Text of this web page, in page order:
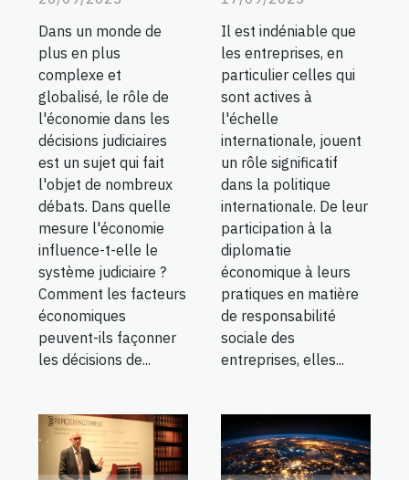
Dans un monde de
plus en plus
complexe et
globalisé, le rôle de
l'économie dans les
décisions judiciaires
est un sujet qui fait
l'objet de nombreux
débats. Dans quelle
mesure l'économie
influence-t-elle le
système judiciaire ?
Comment les facteurs
économiques
peuvent-ils façonner
les décisions de...
Il est indéniable que
les entreprises, en
particulier celles qui
sont actives à
l'échelle
internationale, jouent
un rôle significatif
dans la politique
internationale. De leur
participation à la
diplomatie
économique à leurs
pratiques en matière
de responsabilité
sociale des
entreprises, elles...